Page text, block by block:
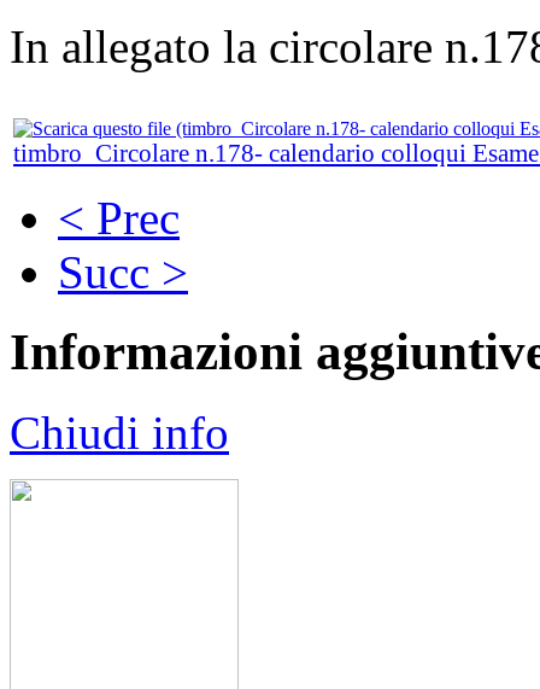
In allegato la circolare
timbro_Circolare n.178- calendario colloqui
< Prec
Succ >
Informazioni
Chiudi info